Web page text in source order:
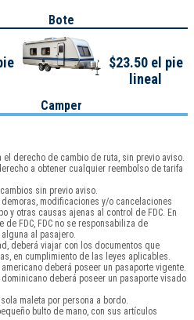
Bote
Camper
$23.50 el pie
lineal
el derecho de cambio de ruta, sin previo aviso.
a obtener cualquier reembolso de tarifa
sin previo aviso.
modificaciones y/o cancelaciones
y otras causas ajenas al control de FDC. En
FDC, FDC no se responsabiliza de
al pasajero.
deberá viajar con los documentos que
en cumplimiento de las leyes aplicables.
deberá poseer un pasaporte vigente.
deberá poseer un pasaporte visado
maleta por persona a bordo.
bulto de mano, con sus artículos